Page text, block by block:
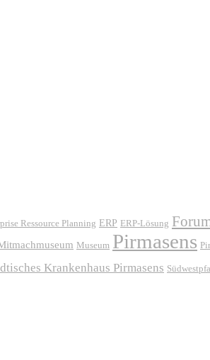
Ressource Planning ERP ERP-Lösung
Museum Pirmasens
Krankenhaus Pirmasens